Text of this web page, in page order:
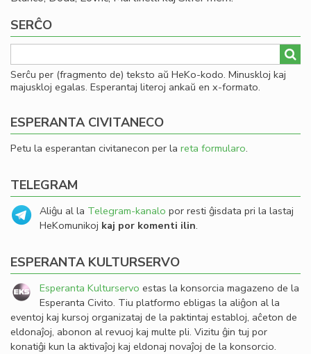
SERĈO
Serĉu per (fragmento de) teksto aŭ HeKo-kodo. Minuskloj kaj
majuskloj egalas. Esperantaj literoj ankaŭ en x-formato.
ESPERANTA CIVITANECO
Petu la esperantan civitanecon per la reta formularo.
TELEGRAM
Aliĝu al la Telegram-kanalo por resti ĝisdata pri la lastaj
HeKomunikoj kaj por komenti ilin.
ESPERANTA KULTURSERVO
Esperanta Kulturservo estas la konsorcia magazeno de la
Esperanta Civito. Tiu platformo ebligas la aliĝon al la
eventoj kaj kursoj organizataj de la paktintaj establoj, aĉeton de
eldonaĵoj, abonon al revuoj kaj multe pli. Vizitu ĝin tuj por
konatiĝi kun la aktivaĵoj kaj eldonaj novaĵoj de la konsorcio.